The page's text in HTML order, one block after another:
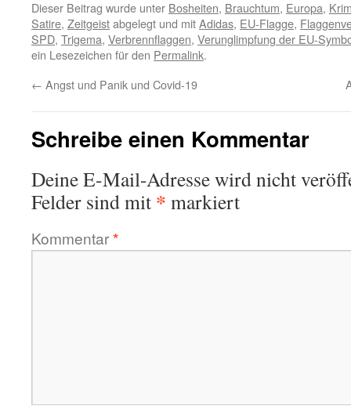
Dieser Beitrag wurde unter Bosheiten, Brauchtum, Europa,
Satire, Zeitgeistabgelegt und mitAdidas, EU-Flagge,
SPD, Trigema, Verbrennflaggen, Verunglimpfung der EU-
ein Lesezeichen für den Permalink.
← Angst und Panik und Covid-19
Schreibe einen Kommentar
Deine E-Mail-Adresse wird nicht
Felder sind mit * markiert
Kommentar*